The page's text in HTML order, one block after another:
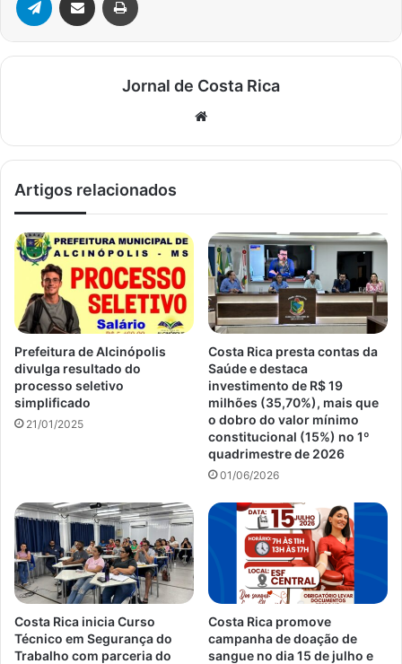
Jornal de Costa Rica
Artigos relacionados
Prefeitura de Alcinópolis
divulga resultado do
processo seletivo
simplificado
21/01/2025
Costa Rica presta contas da
Saúde e destaca
investimento de R$ 19
milhões (35,70%), mais que
o dobro do valor mínimo
constitucional (15%) no 1º
quadrimestre de 2026
01/06/2026
Costa Rica inicia Curso
Técnico em Segurança do
Trabalho com parceria do
Costa Rica promove
campanha de doação de
sangue no dia 15 de julho e